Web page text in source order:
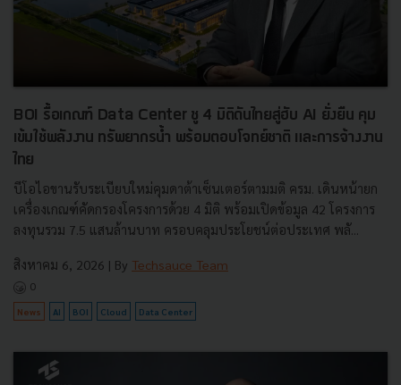
BOI รื้อเกณฑ์ Data Center ชู 4 มิติดันไทยสู่ฮับ AI ยั่งยืน คุม
เข้มใช้พลังงาน ทรัพยากรน้ำ พร้อมตอบโจทย์ชาติ และการจ้างงาน
ไทย
บีโอไอขานรับระเบียบใหม่คุมดาต้าเซ็นเตอร์ตามมติ ครม. เดินหน้ายก
เครื่องเกณฑ์คัดกรองโครงการด้วย 4 มิติ พร้อมเปิดข้อมูล 42 โครงการ
ลงทุนรวม 7.5 แสนล้านบาท ครอบคลุมประโยชน์ต่อประเทศ พลั...
สิงหาคม 6, 2026 | By Techsauce Team
0
News AI BOI Cloud Data Center